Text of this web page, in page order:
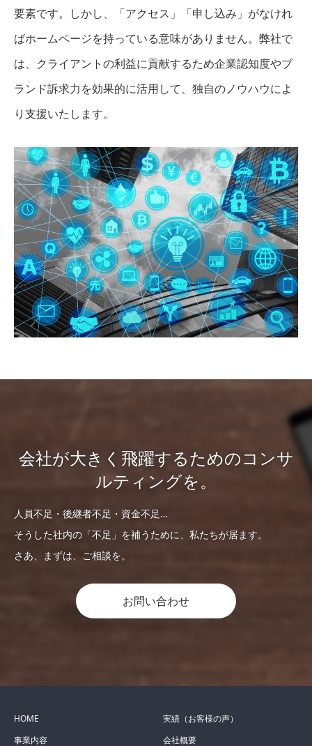
要素です。しかし、「アクセス」「申し込み」がなけれ
ばホームページを持っている意味がありません。弊社で
は、クライアントの利益に貢献するため企業認知度やブ
ランド訴求力を効果的に活用して、独自のノウハウによ
り支援いたします。
会社が大きく飛躍するためのコンサ
ルティングを。
人員不足・後継者不足・資金不足…
そうした社内の「不足」を補うために、私たちが居ます。
さあ、まずは、ご相談を。
お問い合わせ
HOME
事業内容
実績（お客様の声）
会社概要